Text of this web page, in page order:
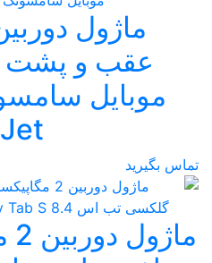
عقب و پشت
تماس بگیرید